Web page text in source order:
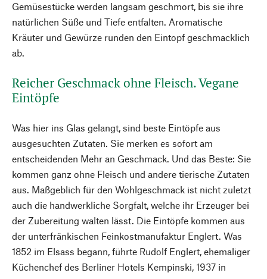
Gemüsestücke werden langsam geschmort, bis sie ihre
natürlichen Süße und Tiefe entfalten. Aromatische
Kräuter und Gewürze runden den Eintopf geschmacklich
ab.
Reicher Geschmack ohne Fleisch. Vegane
Eintöpfe
Was hier ins Glas gelangt, sind beste Eintöpfe aus
ausgesuchten Zutaten. Sie merken es sofort am
entscheidenden Mehr an Geschmack. Und das Beste: Sie
kommen ganz ohne Fleisch und andere tierische Zutaten
aus. Maßgeblich für den Wohlgeschmack ist nicht zuletzt
auch die handwerk­liche Sorgfalt, welche ihr Erzeuger bei
der Zubereitung walten lässt. Die Eintöpfe kommen aus
der unterfränkischen Feinkostmanufaktur Englert. Was
1852 im Elsass begann, führte Rudolf Englert, ehemaliger
Küchenchef des ­Berliner Hotels Kempinski, 1937 in